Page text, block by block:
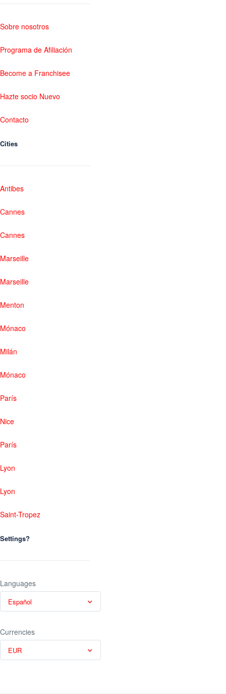
Sobre nosotros
Programa de Afiliación
Become a Franchisee
Hazte socio Nuevo
Contacto
Cities
Antibes
Cannes
Cannes
Marseille
Marseille
Menton
Mónaco
Milán
Mónaco
París
Nice
París
Lyon
Lyon
Saint-Tropez
Settings?
Languages
Español
Currencies
EUR